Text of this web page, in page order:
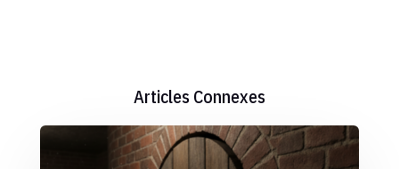
Articles Connexes